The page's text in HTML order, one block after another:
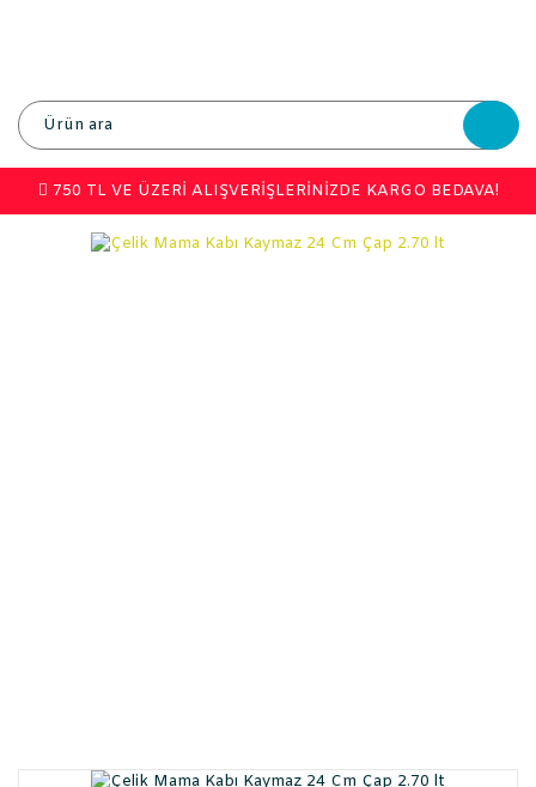
750 TL VE ÜZERİ ALIŞVERİŞLERİNİZDE KARGO BEDAVA!